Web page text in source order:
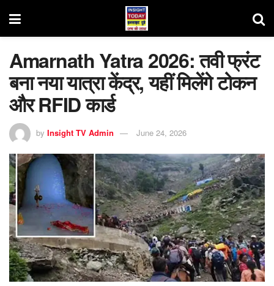
Amarnath Yatra 2026: तवी फ्रंट
बना नया यात्रा केंद्र, यहीं मिलेंगे टोकन
और RFID कार्ड
by Insight TV Admin June 24, 2026